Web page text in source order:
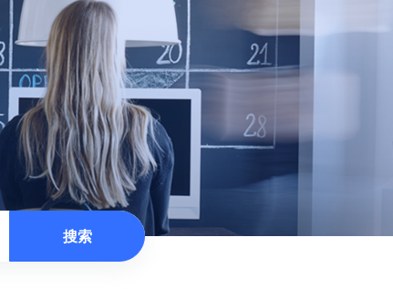
搜索